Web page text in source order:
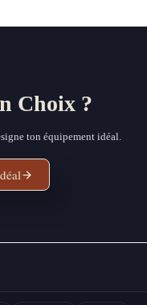
Choix ?
ton équipement idéal.